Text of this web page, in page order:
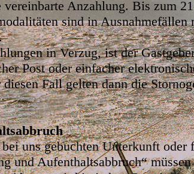
Anzahlung. Bis zum
sind in
in Verzug, ist der
Post oder einfacher
Fall gelten dann die
uns gebuchten Unterkunft
und Aufenthaltsabbruch“